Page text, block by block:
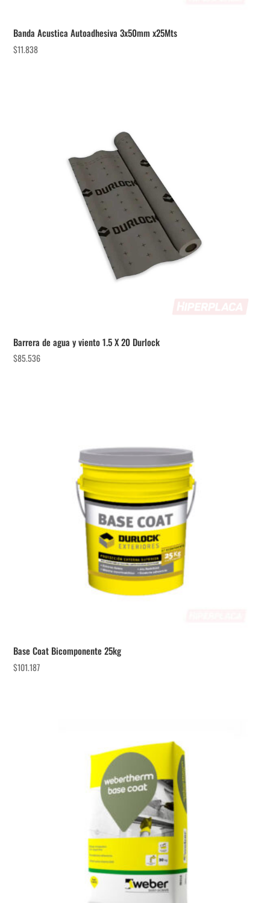
Banda Acustica Autoadhesiva 3x50mm x25Mts
$11.838
Barrera de agua y viento 1.5 X 20 Durlock
$85.536
Base Coat Bicomponente 25kg
$101.187